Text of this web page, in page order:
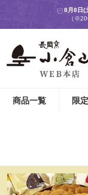
8月8日(
（
商品一覧 限